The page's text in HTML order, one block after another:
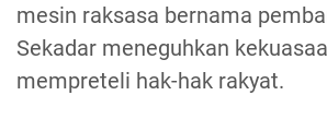
mesin raksasa bernama
Sekadar meneguhkan
mempreteli hak-hak rakyat.